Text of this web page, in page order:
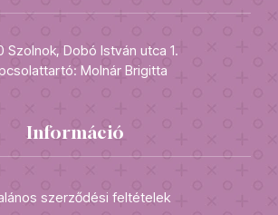
Szolnok, Dobó István utca 1.
Molnár Brigitta
Információ
szerződési feltételek